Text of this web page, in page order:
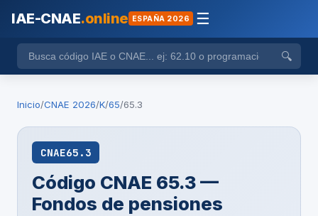
IAE-CNAE.online ESPAÑA 2026 ☰
🔍
Inicio/CNAE 2026/K/65/65.3
CNAE65.3
Código CNAE 65.3 —
Fondos de pensiones